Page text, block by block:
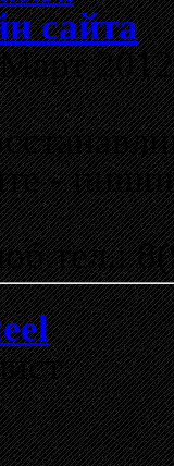
сайта
-